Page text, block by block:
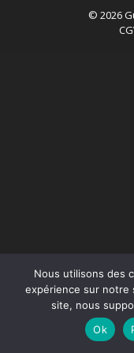
© 2026
Nous utilisons des
expérience sur notre
site, nous
Ok